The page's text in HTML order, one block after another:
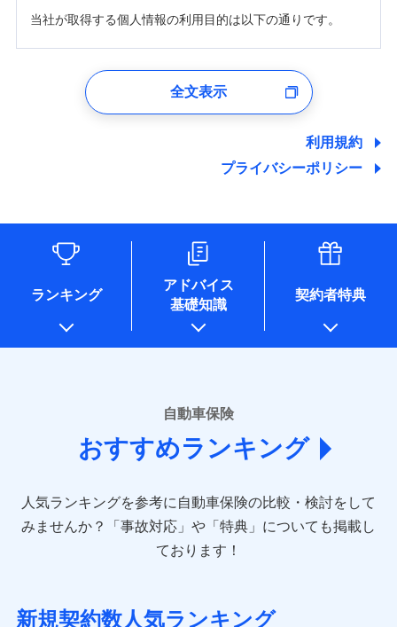
当社が取得する個人情報の利用目的は以下の通りです。
ユーザー登録受付および、管理のため
しくは委託を受けている保険会社・提携会社の保険その他に
関する情報を提供し、金融商品等の契約を勧奨するため、ま
た維持管理等の委託業務遂行のため、またそれらに付帯、関
情報を取引のある他の保険会社の商品・サービスをご提案す
るために利用させていただくことがあります。）
各種セミナーの開催のため
コンサルティングサービスの実施のため
アンケートやキャンペーン等の実施のため
上記に係る案内・手続き・管理等付帯業務を行うため
* 当社が委託を受けている保険会社の情報は、保険会社のホ
ームページに掲載しておりますので、ご確認ください。
あいおいニッセイ同和損害保険株式会社
(https://www.aioinissaydowa.co.jp/)
アクサ損害保険株式会社 (https://www.axa-
direct.co.jp/)
sompo.co.jp/)
東京海上ダイレクト損害保険株式会社 (https://www.e-
AIG損害保険株式会社 (https://www.aig.co.jp/sonpo)
ジェイアイ傷害火災保険株式会社
全文表示
利用規約
プライバシーポリシー
ランキング
アドバイス
基礎知識
契約者特典
自動車保険
おすすめランキング
人気ランキングを参考に自動車保険の比較・検討をして
みませんか？
「事故対応」や「特典」についても掲載し
ております！
新規契約数人気ランキング